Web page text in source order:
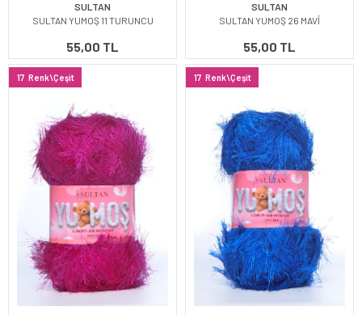
SULTAN
SULTAN YUMOŞ 11 TURUNCU
55,00 TL
SULTAN
SULTAN YUMOŞ 26 MAVİ
55,00 TL
17 Renk\Çeşit 17 Renk\Çeşit